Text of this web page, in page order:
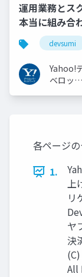
運用業務とス
本当に組み合
いのか︖運用
半を占めるプ
開発での試行錯
devsumi
Yahoo!
ベロッパ
各ページ
1.
上
リ
ヤ
決
All